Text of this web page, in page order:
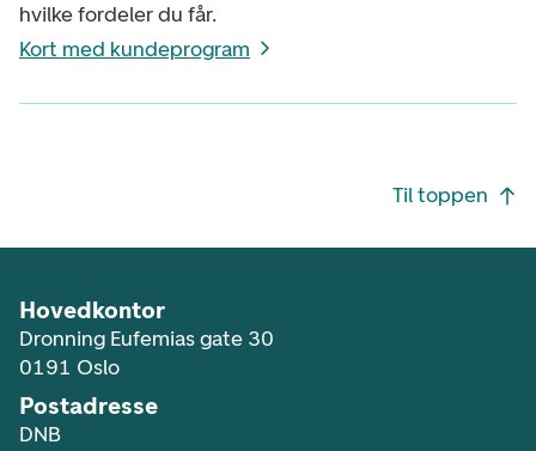
hvilke fordeler du får.
Kort med kundeprogram
Til toppen
Hovedkontor
Dronning Eufemias gate 30
0191 Oslo
Postadresse
DNB